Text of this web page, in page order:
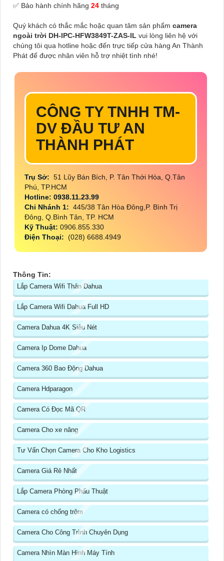
✅ Bảo hành chính hãng 24 tháng
Quý khách có thắc mắc hoặc quan tâm sản phẩm camera
ngoài trời DH-IPC-HFW3849T-ZAS-IL vui lòng liên hệ với
chúng tôi qua hotline hoặc đến trực tiếp cửa hàng An Thành
Phát để được nhân viên hỗ trợ nhiệt tình nhé!
CÔNG TY TNHH TM-
DV ĐẦU TƯ AN
THÀNH PHÁT
Trụ Sở: 51 Lũy Bán Bích, P. Tân Thới Hòa, Q.Tân
Phú, TP.HCM
Hotline: 0938.11.23.99
Chi Nhánh 1: 445/38 Tân Hòa Đông,P. Bình Trị
Đông, Q.Bình Tân, TP. HCM
Kỹ Thuật: 0906.855.330
Điện Thoại: (028) 6688.4949
Thông Tin:
Lắp Camera Wifi Thân Dahua
Lắp Camera Wifi Dahua Full HD
Camera Dahua 4K Siêu Nét
Camera Ip Dome Dahua
Camera 360 Bao Động Dahua
Camera Hdparagon
Camera Có Đọc Mã QR
Camera Cho xe nâng
Tư Vấn Chọn Camera Cho Kho Logistics
Camera Giá Rẻ Nhất
Lắp Camera Phòng Phẩu Thuật
Camera có chống trộm
Camera Cho Công Trình Chuyên Dụng
Camera Nhìn Màn Hình Máy Tính